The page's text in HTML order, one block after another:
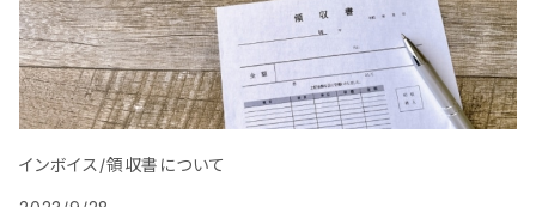
インボイス/領収書について